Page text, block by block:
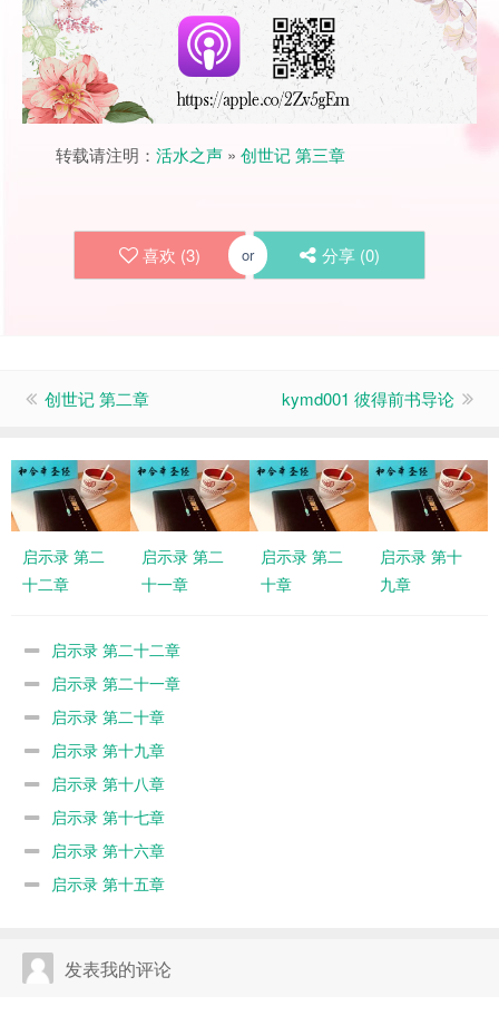
转载请注明： 活水之声 » 创世记 第三章
喜欢 (3) or 分享 (0)
创世记 第二章 kymd001 彼得前书导论
启示录 第二
十二章
启示录 第二
十一章
启示录 第二
十章
启示录 第十
九章
启示录 第二十二章
启示录 第二十一章
启示录 第二十章
启示录 第十九章
启示录 第十八章
启示录 第十七章
启示录 第十六章
启示录 第十五章
发表我的评论